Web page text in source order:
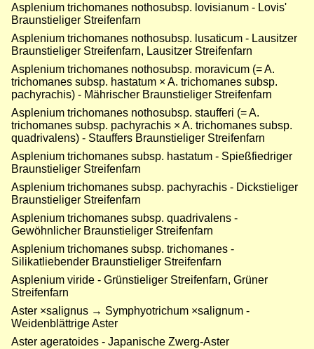
Asplenium trichomanes nothosubsp. lovisianum - Lovis'
Braunstieliger Streifenfarn
Asplenium trichomanes nothosubsp. lusaticum - Lausitzer
Braunstieliger Streifenfarn, Lausitzer Streifenfarn
Asplenium trichomanes nothosubsp. moravicum (= A.
trichomanes subsp. hastatum × A. trichomanes subsp.
pachyrachis) - Mährischer Braunstieliger Streifenfarn
Asplenium trichomanes nothosubsp. staufferi (= A.
trichomanes subsp. pachyrachis × A. trichomanes subsp.
quadrivalens) - Stauffers Braunstieliger Streifenfarn
Asplenium trichomanes subsp. hastatum - Spießfiedriger
Braunstieliger Streifenfarn
Asplenium trichomanes subsp. pachyrachis - Dickstieliger
Braunstieliger Streifenfarn
Asplenium trichomanes subsp. quadrivalens -
Gewöhnlicher Braunstieliger Streifenfarn
Asplenium trichomanes subsp. trichomanes -
Silikatliebender Braunstieliger Streifenfarn
Asplenium viride - Grünstieliger Streifenfarn, Grüner
Streifenfarn
Aster ×salignus → Symphyotrichum ×salignum -
Weidenblättrige Aster
Aster ageratoides - Japanische Zwerg-Aster